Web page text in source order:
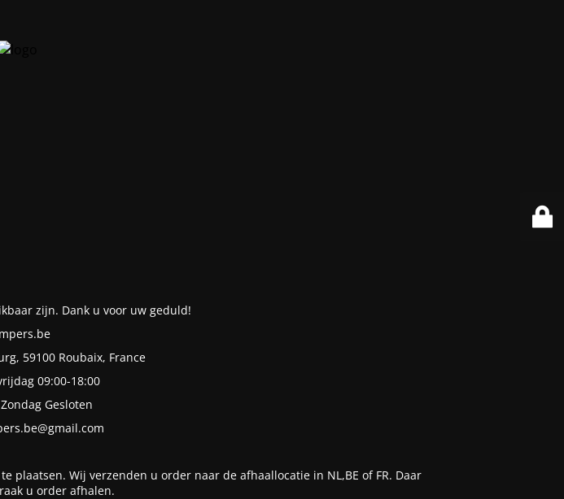
zijn. Dank u voor uw geduld!
59100 Roubaix, France
09:00-18:00
Gesloten
Wij verzenden u order naar de afhaallocatie in NL,BE of FR. Daar
u order afhalen.